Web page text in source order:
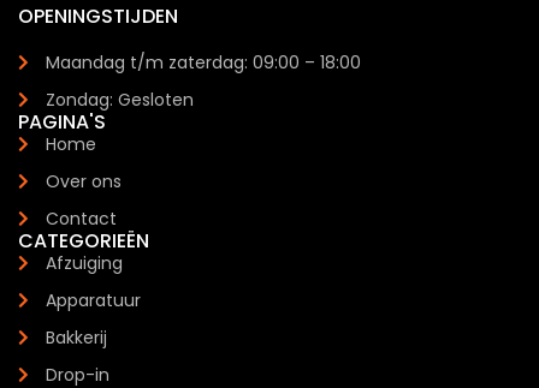
OPENINGSTIJDEN
Maandag t/m zaterdag: 09:00 – 18:00
Zondag: Gesloten
PAGINA'S
Home
Over ons
Contact
CATEGORIEËN
Afzuiging
Apparatuur
Bakkerij
Drop-in